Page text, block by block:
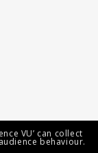
VU’ can collect
behaviour.